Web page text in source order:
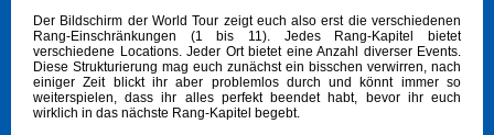
Der Bildschirm der World Tour zeigt euch also erst die verschiedenen
Rang-Einschränkungen (1 bis 11). Jedes Rang-Kapitel bietet
verschiedene Locations. Jeder Ort bietet eine Anzahl diverser Events.
Diese Strukturierung mag euch zunächst ein bisschen verwirren, nach
einiger Zeit blickt ihr aber problemlos durch und könnt immer so
weiterspielen, dass ihr alles perfekt beendet habt, bevor ihr euch
wirklich in das nächste Rang-Kapitel begebt.